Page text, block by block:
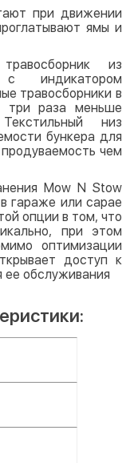
при движении
ямы и
из
индикатором
травосборники в
три раза меньше
низ
бункера для
чем
Mow N Stow
гараже или сарае
опции в том, что
при этом
оптимизации
доступ к
обслуживания